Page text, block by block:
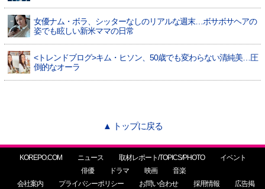
女優ナム・ボラ、シッターなしのリアルな週末…ボサボサヘアの
姿でも眩しい新米ママの日常
<トレンドブログ>キム・ヒソン、50歳でも変わらない清純美…圧
倒的なオーラ
▲ トップに戻る
KOREPO.COM ニュース 取材レポート/TOPICS/PHOTO
イベント
俳優
ドラマ 映画
音楽
会社案内
プライバシーポリシー お問い合わせ 採用情報 広告掲